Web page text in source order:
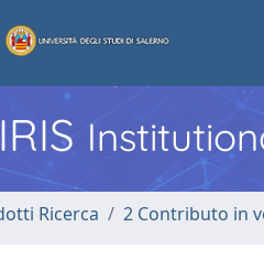
Ricerca 2 Contributo in